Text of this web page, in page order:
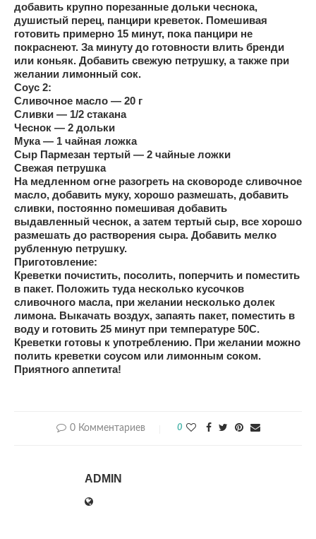
добавить крупно порезанные дольки чеснока,
душистый перец, панцири креветок. Помешивая
готовить примерно 15 минут, пока панцири не
покраснеют. За минуту до готовности влить бренди
или коньяк. Добавить свежую петрушку, а также при
желании лимонный сок.
Соус 2:
Сливочное масло — 20 г
Сливки — 1/2 стакана
Чеснок — 2 дольки
Мука — 1 чайная ложка
Сыр Пармезан тертый — 2 чайные ложки
Свежая петрушка
На медленном огне разогреть на сковороде сливочное
масло, добавить муку, хорошо размешать, добавить
сливки, постоянно помешивая добавить
выдавленный чеснок, а затем тертый сыр, все хорошо
размешать до растворения сыра. Добавить мелко
рубленную петрушку.
Приготовление:
Креветки почистить, посолить, поперчить и поместить
в пакет. Положить туда несколько кусочков
сливочного масла, при желании несколько долек
лимона. Выкачать воздух, запаять пакет, поместить в
воду и готовить 25 минут при температуре 50С.
Креветки готовы к употреблению. При желании можно
полить креветки соусом или лимонным соком.
Приятного аппетита!
0 Комментариев 0
ADMIN